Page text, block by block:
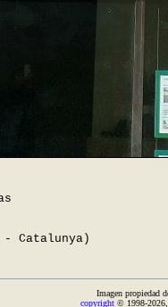
- Catalunya)
Imagen propiedad
copyright© 1998-2026,